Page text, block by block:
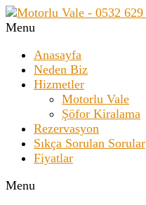
Menu
Anasayfa
Neden Biz
Hizmetler
Motorlu Vale
Şöfor Kiralama
Rezervasyon
Sıkça Sorulan Sorular
Fiyatlar
Menu